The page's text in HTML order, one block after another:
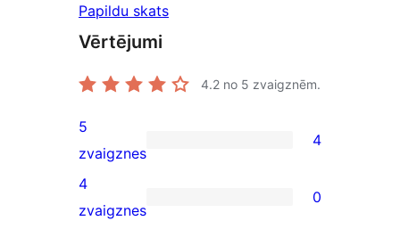
Papildu skats
Vērtējumi
4.2 no 5 zvaigznēm.
4
5-
star
5
zvaigznes
4
0
4
zvaigznes
0